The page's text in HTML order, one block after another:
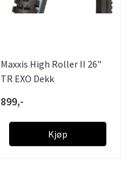
Maxxis High Roller II 26"
TR EXO Dekk
899,-
Kjøp